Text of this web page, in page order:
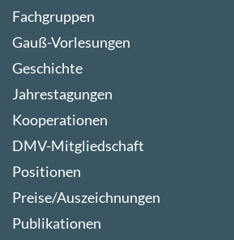
Fachgruppen
Gauß-Vorlesungen
Geschichte
Jahrestagungen
Kooperationen
DMV-Mitgliedschaft
Positionen
Preise/Auszeichnungen
Publikationen